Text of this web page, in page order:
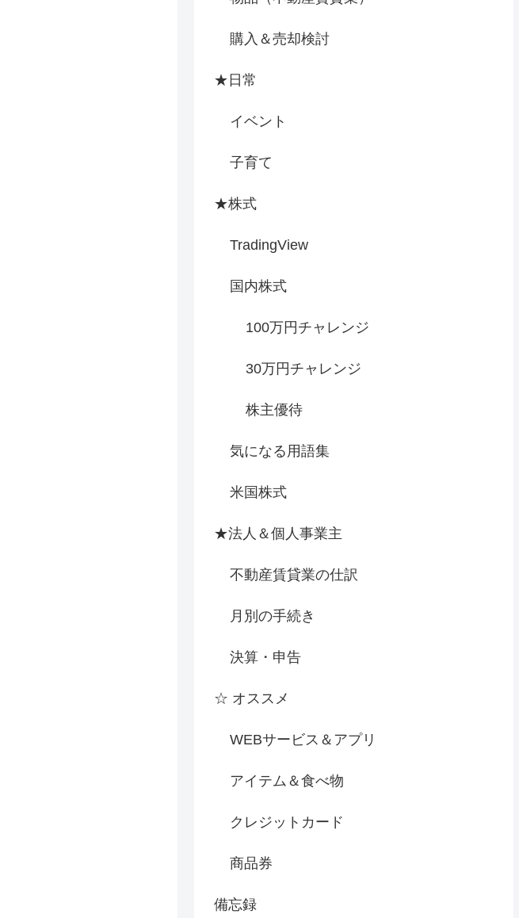
購入＆売却検討
★日常
イベント
子育て
★株式
TradingView
国内株式
100万円チャレンジ
30万円チャレンジ
株主優待
気になる用語集
米国株式
★法人＆個人事業主
不動産賃貸業の仕訳
月別の手続き
決算・申告
☆ オススメ
WEBサービス＆アプリ
アイテム＆食べ物
クレジットカード
商品券
備忘録